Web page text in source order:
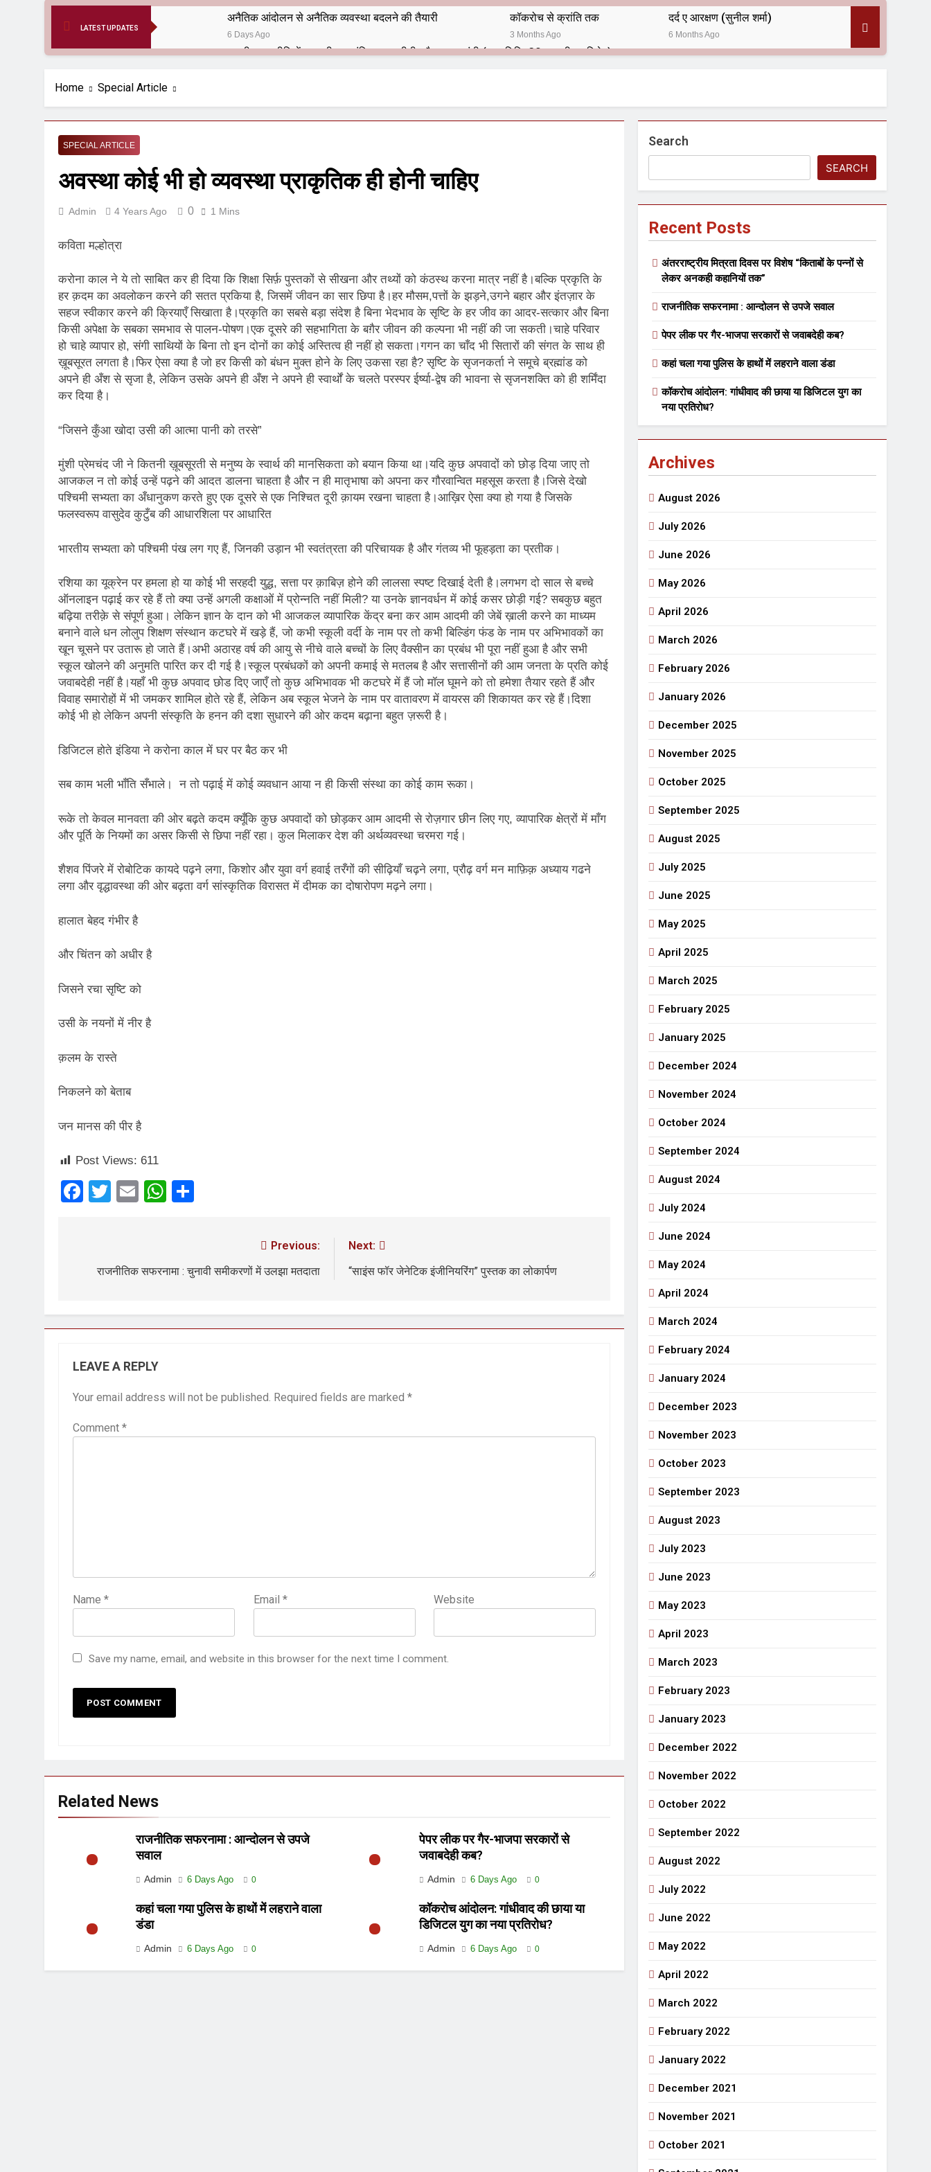
LATEST UPDATES
अनैतिक आंदोलन से अनैतिक व्यवस्था बदलने की तैयारी
6 Days Ago
कॉकरोच से क्रांति तक
3 Months Ago
दर्द ए आरक्षण (सुनील शर्मा)
6 Months Ago
भारतीय राजनीति में आज भी प्रासांगिक एव अद्वीतीय है महात्मा गांधी (पुण्य तिथि-30 जनवरी पर विशेष)
हरियाणा सरकार के बाबा बंदा सिंह बहादुर की स्मृति में स्मारक निर्माण की दिशा में बढ़ते कदम
1 Year Ago
पाकिस्तान और PoK में 9 आतंकी ठिकानों पर भारत ने की एयर स्ट्राइक (ऑपरेशन सिन्दूर)
1 Year Ago
1 Year Ago
अनुराधा प्रकाशन, नई दिल्ली द्वारा ‘पुस्तक लोकार्पण, काव्य गोष्ठी एवं सम्मान समारोह’ का भव्य आयोजन
2 Years Ago
कितना बदल गया इंसान’ (सम्पादकीय)
2 Years Ago
अबकी बार हुए न पार
2 Years Ago
दिल्ली की फ़िरदौस ख़ान को मिला बेस्ट वालंटियर अवॉर्ड–लाल बिहारी लाल
2 Years Ago
समाज सेवा मे तत्पर दानवीर परिवार
2 Years Ago
राम नाम लो प्रेम से – मनमोहन शर्मा ‘शरण’ (सम्पादकीय )
विश्व पुस्तक मेले (10-18 फरवरी) में अनुराधा प्रकाशन के स्टाल पर अपनी पुस्तक को प्रदर्शित/विमोचन हेतु संपर्क करें
3 Years Ago
२१वीं सदी में विश्व में हिंदी भाषा की स्वीकृति
3 Years Ago
मत बहाओ खून
3 Years Ago
3 Years Ago 3 Years Ago
डॉ. अम्बेडकर भारत के भव्यभाल पर एक सुरम्य तिलकहैं
3 Years Ago
श्री हनुमानजी का जन्म महोत्सव का भव्य आयोजन
3 Years Ago
अंतरराष्ट्रीय मित्रता दिवस पर विशेष “किताबों के पन्नों से लेकर अनकही कहानियों तक”
5 Days Ago
राजनीतिक सफरनामा : आन्दोलन से उपजे सवाल
पेपर लीक पर गैर-भाजपा सरकारों से जवाबदेही कब?
6 Days Ago
कहां चला गया पुलिस के हाथों में लहराने वाला डंडा
6 Days Ago
कॉकरोच आंदोलन: गांधीवाद की छाया या डिजिटल युग का नया प्रतिरोध?
Home Special Article
SPECIAL ARTICLE
अवस्था कोई भी हो व्यवस्था प्राकृतिक ही होनी चाहिए
Admin 4 Years Ago 0 1 Mins
कविता मल्होत्रा
करोना काल ने ये तो साबित कर ही दिया कि शिक्षा सिर्फ़ पुस्तकों से सीखना और तथ्यों को कंठस्थ करना मात्र नहीं है।बल्कि प्रकृति के
हर क़दम का अवलोकन करने की सतत प्रकिया है, जिसमें जीवन का सार छिपा है।हर मौसम,पत्तों के झड़ने,उगने बहार और इंतज़ार के
सहज स्वीकार करने की क्रियाएँ सिखाता है।प्रकृति का सबसे बड़ा संदेश है बिना भेदभाव के सृष्टि के हर जीव का आदर-सत्कार और बिना
किसी अपेक्षा के सबका समभाव से पालन-पोषण।एक दूसरे की सहभागिता के बग़ैर जीवन की कल्पना भी नहीं की जा सकती।चाहे परिवार
हो चाहे व्यापार हो, संगी साथियों के बिना तो इन दोनों का कोई अस्तित्व ही नहीं हो सकता।गगन का चाँद भी सितारों की संगत के साथ ही
ख़ूबसूरत लगता है।फिर ऐसा क्या है जो हर किसी को बंधन मुक्त होने के लिए उकसा रहा है? सृष्टि के सृजनकर्ता ने समूचे ब्रह्मांड को
अपने ही अँश से सृजा है, लेकिन उसके अपने ही अँश ने अपने ही स्वार्थों के चलते परस्पर ईर्ष्या-द्वेष की भावना से सृजनशक्ति को ही शर्मिंदा
कर दिया है।
“जिसने कुँआ खोदा उसी की आत्मा पानी को तरसे”
मुंशी प्रेमचंद जी ने कितनी ख़ूबसूरती से मनुष्य के स्वार्थ की मानसिकता को बयान किया था।यदि कुछ अपवादों को छोड़ दिया जाए तो
आजकल न तो कोई उन्हें पढ़ने की आदत डालना चाहता है और न ही मातृभाषा को अपना कर गौरवान्वित महसूस करता है।जिसे देखो
पश्चिमी सभ्यता का अँधानुकण करते हुए एक दूसरे से एक निश्चित दूरी क़ायम रखना चाहता है।आख़िर ऐसा क्या हो गया है जिसके
फलस्वरूप वासुदेव कुटुँब की आधारशिला पर आधारित
भारतीय सभ्यता को पश्चिमी पंख लग गए हैं, जिनकी उड़ान भी स्वतंत्रता की परिचायक है और गंतव्य भी फूहड़ता का प्रतीक।
रशिया का यूक्रेन पर हमला हो या कोई भी सरहदी युद्ध, सत्ता पर क़ाबिज़ होने की लालसा स्पष्ट दिखाई देती है।लगभग दो साल से बच्चे
ऑनलाइन पढ़ाई कर रहे हैं तो क्या उन्हें अगली कक्षाओं में प्रोन्नति नहीं मिली? या उनके ज्ञानवर्धन में कोई कसर छोड़ी गई? सबकुछ बहुत
बढ़िया तरीक़े से संपूर्ण हुआ। लेकिन ज्ञान के दान को भी आजकल व्यापारिक केंद्र बना कर आम आदमी की जेबें ख़ाली करने का माध्यम
बनाने वाले धन लोलुप शिक्षण संस्थान कटघरे में खड़े हैं, जो कभी स्कूली वर्दी के नाम पर तो कभी बिल्डिंग फंड के नाम पर अभिभावकों का
खून चूसने पर उतारू हो जाते हैं।अभी अठारह वर्ष की आयु से नीचे वाले बच्चों के लिए वैक्सीन का प्रबंध भी पूरा नहीं हुआ है और सभी
स्कूल खोलने की अनुमति पारित कर दी गई है।स्कूल प्रबंधकों को अपनी कमाई से मतलब है और सत्तासीनों की आम जनता के प्रति कोई
जवाबदेही नहीं है।यहाँ भी कुछ अपवाद छोड दिए जाएँ तो कुछ अभिभावक भी कटघरे में हैं जो मॉल घूमने को तो हमेशा तैयार रहते हैं और
विवाह समारोहों में भी जमकर शामिल होते रहे हैं, लेकिन अब स्कूल भेजने के नाम पर वातावरण में वायरस की शिकायत कर रहे हैं।दिशा
कोई भी हो लेकिन अपनी संस्कृति के हनन की दशा सुधारने की ओर कदम बढ़ाना बहुत ज़रूरी है।
डिजिटल होते इंडिया ने करोना काल में घर पर बैठ कर भी
सब काम भली भाँति सँभाले। न तो पढ़ाई में कोई व्यवधान आया न ही किसी संस्था का कोई काम रूका।
रूके तो केवल मानवता की ओर बढ़ते कदम क्यूँकि कुछ अपवादों को छोड़कर आम आदमी से रोज़गार छीन लिए गए, व्यापारिक क्षेत्रों में माँग
और पूर्ति के नियमों का असर किसी से छिपा नहीं रहा। कुल मिलाकर देश की अर्थव्यवस्था चरमरा गई।
शैशव पिंजरे में रोबोटिक कायदे पढ़ने लगा, किशोर और युवा वर्ग हवाई तरँगों की सीढ़ियाँ चढ़ने लगा, प्रौढ़ वर्ग मन माफ़िक़ अध्याय गढने
लगा और वृद्धावस्था की ओर बढ़ता वर्ग सांस्कृतिक विरासत में दीमक का दोषारोपण मढ़ने लगा।
हालात बेहद गंभीर है
और चिंतन को अधीर है
जिसने रचा सृष्टि को
उसी के नयनों में नीर है
क़लम के रास्ते
निकलने को बेताब
जन मानस की पीर है
Post Views: 611
Facebook
TwitterEmailWhatsApp
Previous:
राजनीतिक सफरनामा : चुनावी समीकरणों में उलझा मतदाता
Next:
“साइंस फॉर जेनेटिक इंजीनियरिंग” पुस्तक का लोकार्पण
LEAVE A REPLY
Your email address will not be published. Required fields are marked *
Comment *
Name * Email * Website
Save my name, email, and website in this browser for the next time I comment.
Related News
राजनीतिक सफरनामा : आन्दोलन से उपजे
सवाल
Admin 6 Days Ago 0
पेपर लीक पर गैर-भाजपा सरकारों से
जवाबदेही कब?
Admin 6 Days Ago 0
कहां चला गया पुलिस के हाथों में लहराने वाला
डंडा
Admin 6 Days Ago 0
कॉकरोच आंदोलन: गांधीवाद की छाया या
डिजिटल युग का नया प्रतिरोध?
Admin 6 Days Ago 0
Search
SEARCH
Recent Posts
अंतरराष्ट्रीय मित्रता दिवस पर विशेष “किताबों के पन्नों से
लेकर अनकही कहानियों तक”
राजनीतिक सफरनामा : आन्दोलन से उपजे सवाल
पेपर लीक पर गैर-भाजपा सरकारों से जवाबदेही कब?
कहां चला गया पुलिस के हाथों में लहराने वाला डंडा
कॉकरोच आंदोलन: गांधीवाद की छाया या डिजिटल युग का
नया प्रतिरोध?
Archives
August 2026
July 2026
June 2026
May 2026
April 2026
March 2026
February 2026
January 2026
December 2025
November 2025
October 2025
September 2025
August 2025
July 2025
June 2025
May 2025
April 2025
March 2025
February 2025
January 2025
December 2024
November 2024
October 2024
September 2024
August 2024
July 2024
June 2024
May 2024
April 2024
March 2024
February 2024
January 2024
December 2023
November 2023
October 2023
September 2023
August 2023
July 2023
June 2023
May 2023
April 2023
March 2023
February 2023
January 2023
December 2022
November 2022
October 2022
September 2022
August 2022
July 2022
June 2022
May 2022
April 2022
March 2022
February 2022
January 2022
December 2021
November 2021
October 2021